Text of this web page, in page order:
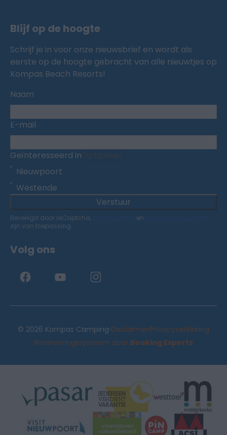
Blijf op de hoogte
Schrijf je in voor onze nieuwsbrief en wordt als
eerste op de hoogte gebracht van alle nieuwtjes op
Kompas Beach Resorts!
Naam
E-mail
Geïnteresseerd in
Nieuwpoort
Westende
Verstuur
Beveiligd door reCaptcha, en
zijn van toepassing.
Volg ons
© 2026 Kompas Camping·Disclaimer·Privacyverklaring
Reserveringssysteem door Booking Experts